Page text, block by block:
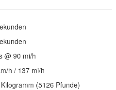
@ 90 mi/h
h / 137 mi/h
(5126 Pfunde)